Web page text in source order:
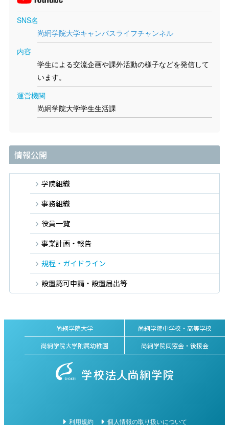
SNS名
尚絅学院大学キャンパスライフチャンネル
内容
学生による交流企画や課外活動の様子などを発信して
います。
運営機関
尚絅学院大学学生生活課
情報公開
学院組織
事務組織
役員一覧
事業計画・報告
規程・ガイドライン
設置認可申請・設置届出等
尚絅学院大学
尚絅学院中学校・高等学校
尚絅学院大学附属幼稚園
尚絅学院同窓会・後援会
利用規約 個人情報の取り扱いについて